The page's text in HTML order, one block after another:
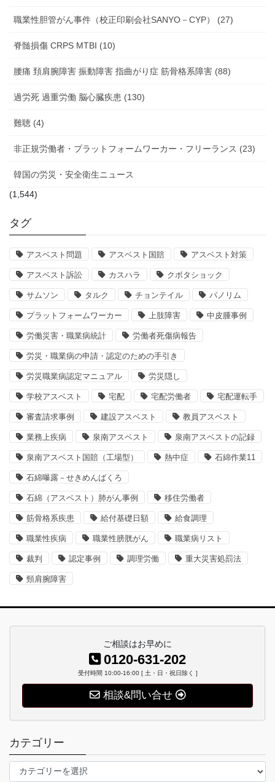
職業性胆管がん事件（校正印刷会社SANYO－CYP） (27)
脊髄損傷 CRPS MTBI (10)
腰痛 頚肩腕障害 振動障害 指曲がり症 筋骨格系障害 (88)
過労死 過重労働 脳心臓疾患 (130)
難聴 (4)
非正規労働者・プラットフォームワーカー・フリーランス (23)
韓国の労災・安全衛生ニュース
(1,544)
タグ
アスベスト問題 アスベスト国賠 アスベスト対策
アスベスト訴訟 カスハラ クボタショック
サムソン タルク チョンテイル パノリム
プラットフォームワーカー 上肢障害 中皮腫事例
労働災害・職業病統計 労働者死傷病報告
労災・職業病の申請・認定のための手引き
労災職業病認定マニュアル 労災隠し
学校アスベスト 宅配 宅配労働者 宅配運転手
審査請求事例 建設アスベスト 教員アスベスト
業務上疾病 泉南アスベスト 泉南アスベストの記録
泉南アスベスト国賠（工場型） 熱中症 石綿作業11
石綿曝露－せきめんばくろ
石綿（アスベスト）肺がん事例 移住労働者
筋骨格系疾患 給付基礎日額 給食調理
職業性疾病 職業性膀胱がん 職業病リスト
裁判 認定事例 調理労働 重大災害処罰法
頸肩腕障害
ご相談はお早めに
0120-631-202
受付時間 10:00-16:00 [ 土・日・祝日除く ]
相談&問い合せ
カテゴリー
テ